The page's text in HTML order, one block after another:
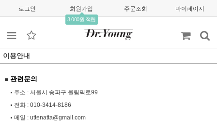
로그인 회원가입
3,000원 적립
주문조회 마이페이지
이용안내
관련문의
주소 : 서울시 송파구 올림픽로99
전화 : 010-3414-8186
메일 : uttenatta@gmail.com